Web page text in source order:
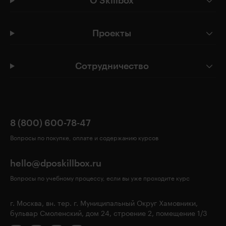
Проекты
Сотрудничество
8 (800) 600-78-47
Вопросы по покупке, оплате и содержанию курсов
hello@dposkillbox.ru
Вопросы по учебному процессу, если вы уже проходите курс
г. Москва, вн. тер. г. Муниципальный Округ Хамовники,
бульвар Смоленский, дом 24, строение 2, помещение 1/3